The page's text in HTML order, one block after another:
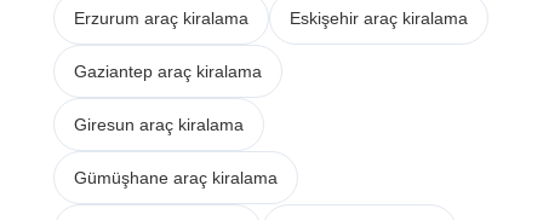
Erzurum araç kiralama Eskişehir araç kiralama
Gaziantep araç kiralama
Giresun araç kiralama
Gümüşhane araç kiralama